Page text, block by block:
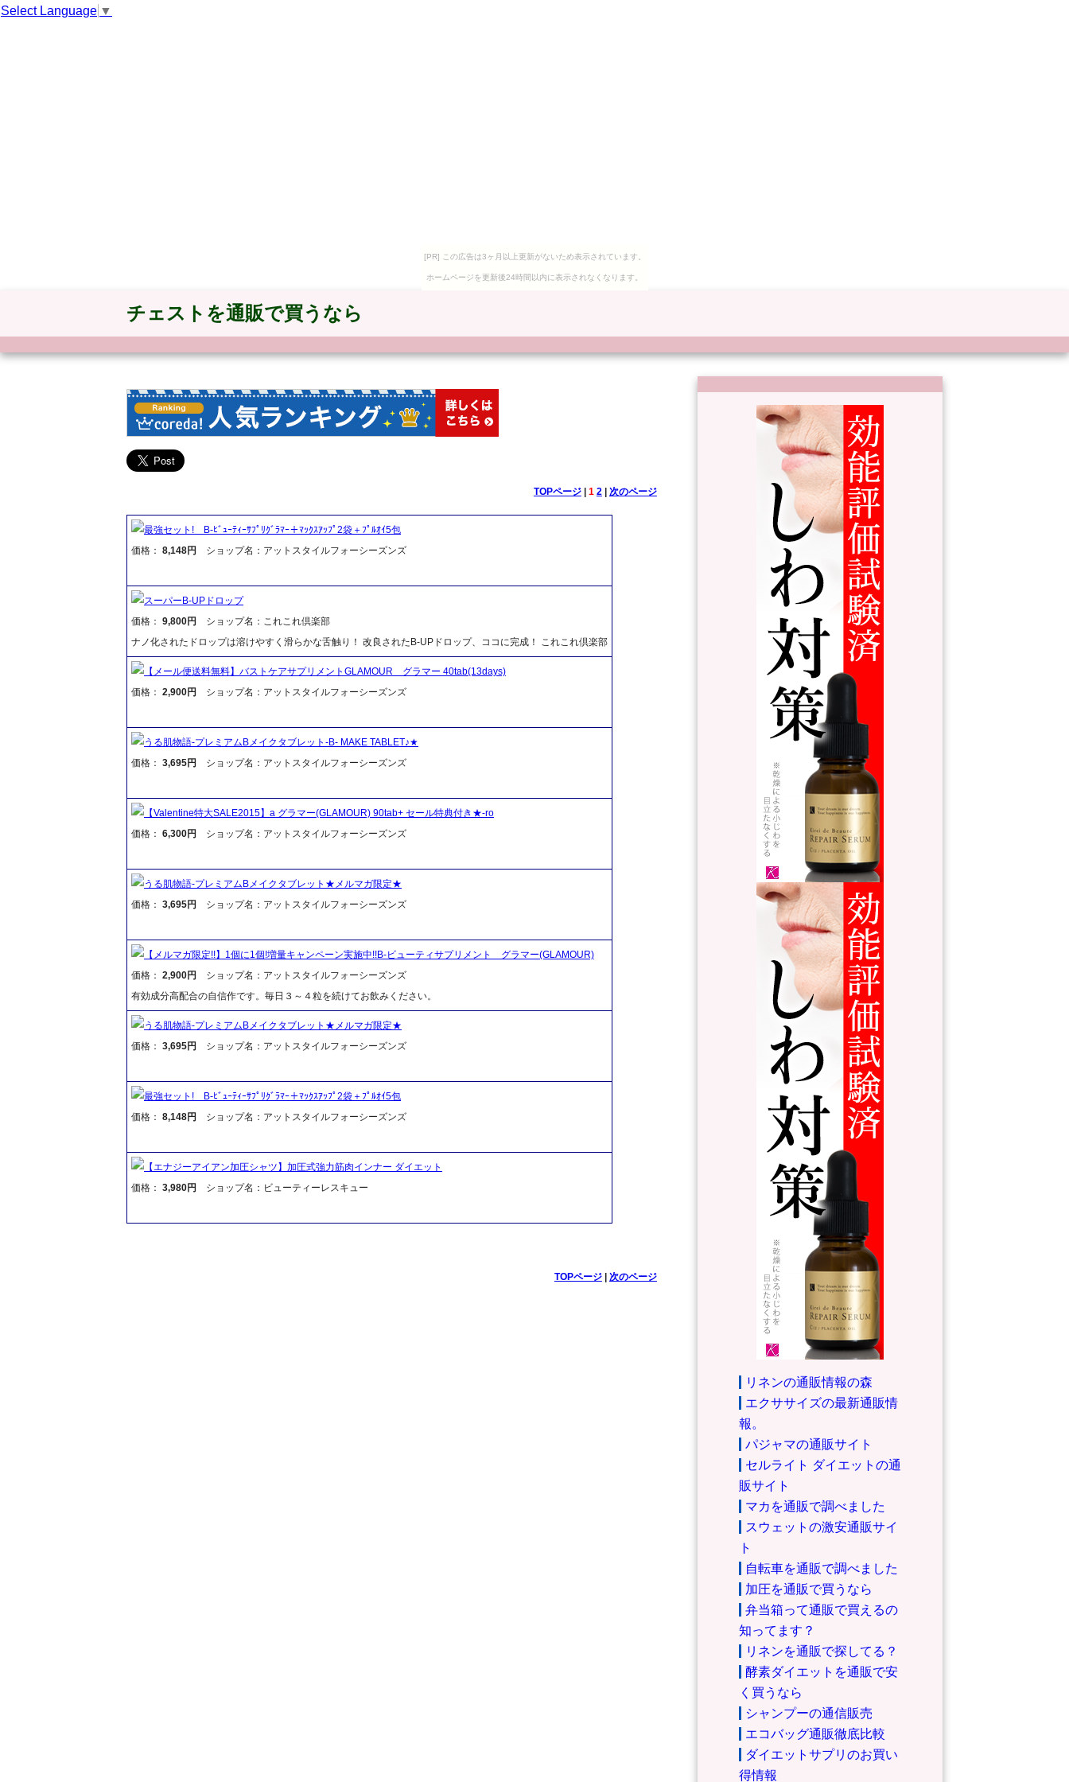
Select Language ▼
[PR] この広告は3ヶ月以上更新がないため表示されています。
ホームページを更新後24時間以内に表示されなくなります。
チェストを通販で買うなら
TOPページ| 1 2| 次のページ
最強セット! B-ﾋﾞｭｰﾃｨｰｻﾌﾟﾘｸﾞﾗﾏｰ＋ﾏｯｸｽｱｯﾌﾟ2袋＋ﾌﾟﾙｵｲ5包
価格： 8,148円 ショップ名：アットスタイルフォーシーズンズ
スーパーB-UPドロップ
価格： 9,800円
ショップ名：これこれ倶楽部
ナノ化されたドロップは溶けやすく滑らかな舌触り！ 改良されたB-UPドロップ、ココに完成！ これこれ倶楽部
【メール便送料無料】バストケアサプリメントGLAMOUR グラマー 40tab(13days)
価格： 2,900円 ショップ名：アットスタイルフォーシーズンズ
うる肌物語-プレミアムBメイクタブレット-B- MAKE TABLET♪★
価格： 3,695円 ショップ名：アットスタイルフォーシーズンズ
【Valentine特大SALE2015】a グラマー(GLAMOUR) 90tab+ セール特典付き★-ro
価格： 6,300円 ショップ名：アットスタイルフォーシーズンズ
うる肌物語-プレミアムBメイクタブレット★メルマガ限定★
価格： 3,695円 ショップ名：アットスタイルフォーシーズンズ
【メルマガ限定!!】1個に1個!増量キャンペーン実施中!!B-ビューティサプリメント グラマー(GLAMOUR)
価格： 2,900円
ショップ名：アットスタイルフォーシーズンズ
有効成分高配合の自信作です。毎日３～４粒を続けてお飲みください。
うる肌物語-プレミアムBメイクタブレット★メルマガ限定★
価格： 3,695円 ショップ名：アットスタイルフォーシーズンズ
最強セット! B-ﾋﾞｭｰﾃｨｰｻﾌﾟﾘｸﾞﾗﾏｰ＋ﾏｯｸｽｱｯﾌﾟ2袋＋ﾌﾟﾙｵｲ5包
価格： 8,148円 ショップ名：アットスタイルフォーシーズンズ
【エナジーアイアン加圧シャツ】加圧式強力筋肉インナー ダイエット
価格： 3,980円 ショップ名：ビューティーレスキュー
TOPページ| 次のページ
リネンの通販情報の森
エクササイズの最新通販情
報。
パジャマの通販サイト
セルライト ダイエットの通
販サイト
マカを通販で調べました
スウェットの激安通販サイ
ト
自転車を通販で調べました
加圧を通販で買うなら
弁当箱って通販で買えるの
知ってます？
リネンを通販で探してる？
酵素ダイエットを通販で安
く買うなら
シャンプーの通信販売
エコバッグ通販徹底比較
ダイエットサプリのお買い
得情報